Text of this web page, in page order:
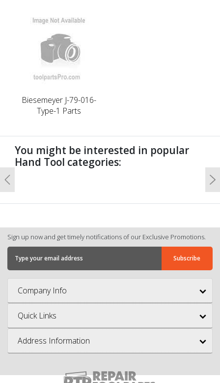
Biesemeyer J-79-016-
Type-1 Parts
You might be interested in popular
Hand Tool categories:
Previous
Sign up now and get timely notifications of our Exclusive Promotions.
Company Info
Quick Links
Address Information